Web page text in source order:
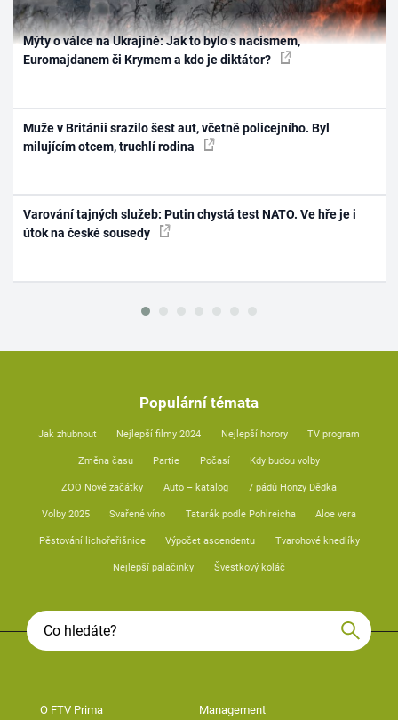
Mýty o válce na Ukrajině: Jak to bylo s nacismem,
Euromajdanem či Krymem a kdo je diktátor?
Muže v Británii srazilo šest aut, včetně policejního. Byl
milujícím otcem, truchlí rodina
Varování tajných služeb: Putin chystá test NATO. Ve hře je i
útok na české sousedy
Populární témata
Jak zhubnout Nejlepší filmy 2024 Nejlepší horory TV program
Změna času Partie Počasí Kdy budou volby
ZOO Nové začátky Auto – katalog 7 pádů Honzy Dědka
Volby 2025 Svařené víno Tatarák podle Pohlreicha Aloe vera
Pěstování lichořeřišnice Výpočet ascendentu Tvarohové knedlíky
Nejlepší palačinky Švestkový koláč
O FTV Prima Management